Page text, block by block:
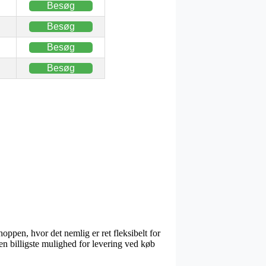
Besøg
Besøg
Besøg
Besøg
hvor det nemlig er ret fleksibelt for
billigste mulighed for levering ved køb